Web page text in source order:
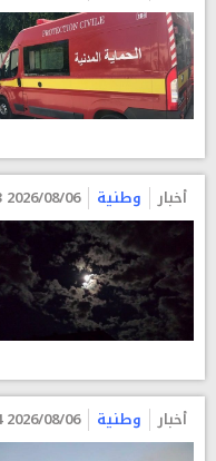
أخبار وطنية 2026/08/06 18:13
أخبار وطنية 2026/08/06 17:54